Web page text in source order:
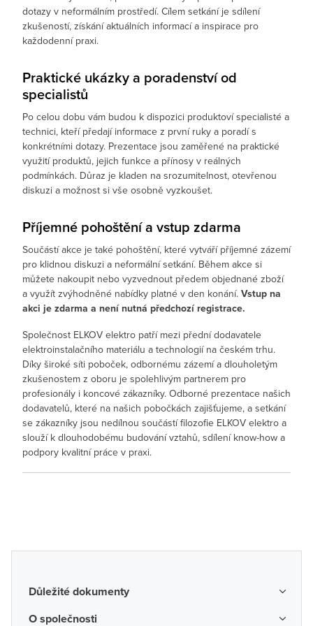
dotazy v neformálním prostředí. Cílem setkání je sdílení
zkušeností, získání aktuálních informací a inspirace pro
každodenní praxi.
Praktické ukázky a poradenství od
specialistů
Po celou dobu vám budou k dispozici produktoví specialisté a
technici, kteří předají informace z první ruky a poradí s
konkrétními dotazy. Prezentace jsou zaměřené na praktické
využití produktů, jejich funkce a přínosy v reálných
podmínkách. Důraz je kladen na srozumitelnost, otevřenou
diskuzi a možnost si vše osobně vyzkoušet.
Příjemné pohoštění a vstup zdarma
Součástí akce je také pohoštění, které vytváří příjemné zázemí
pro klidnou diskuzi a neformální setkání. Během akce si
můžete nakoupit nebo vyzvednout předem objednané zboží
a využít zvýhodněné nabídky platné v den konání. Vstup na
akci je zdarma a není nutná předchozí registrace.
Společnost ELKOV elektro patří mezi přední dodavatele
elektroinstalačního materiálu a technologií na českém trhu.
Díky široké síti poboček, odbornému zázemí a dlouholetým
zkušenostem z oboru je spolehlivým partnerem pro
profesionály i koncové zákazníky. Odborné prezentace našich
dodavatelů, které na našich pobočkách zajišťujeme, a setkání
se zákazníky jsou nedílnou součástí filozofie ELKOV elektro a
slouží k dlouhodobému budování vztahů, sdílení know-how a
podpory kvalitní práce v praxi.
Důležité dokumenty
Obchodní podmínky
O společnosti